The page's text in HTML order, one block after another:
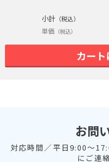
小計 （税込）
単価 （税込）
カー
お問
対応時間／平日9:00～
にご連